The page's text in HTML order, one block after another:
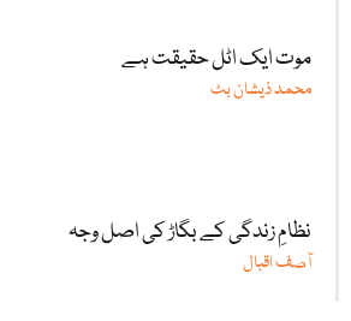
موت ایک اٹل حقیقت ہے
محمد ذیشان بٹ
نظامِ زندگی کے بگاڑ کی اصل وجہ
آصف اقبال